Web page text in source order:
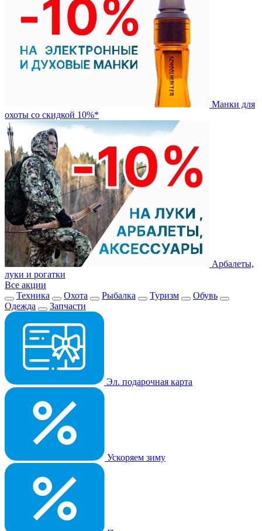
Манки для
охоты со скидкой 10%*
Арбалеты,
луки и рогатки
Все акции
Техника
Охота Рыбалка Туризм
Обувь
Одежда
Запчасти
Эл. подарочная карта
Ускоряем зиму